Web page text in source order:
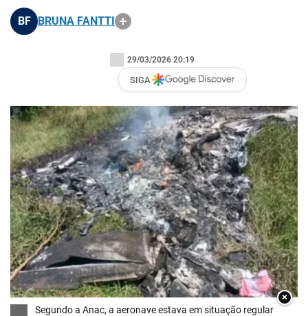
BF BRUNA FANTTI
29/03/2026 20:19
SIGA
×
Segundo a Anac, a aeronave estava em situação regular